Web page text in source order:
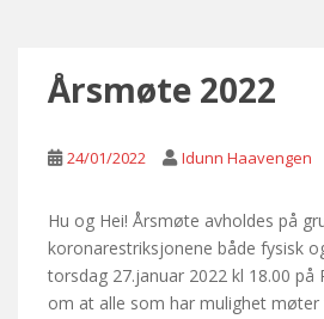
Årsmøte 2022
24/01/2022 Idunn Haavengen
Hu og Hei! Årsmøte avholdes på
koronarestriksjonene både fysisk
torsdag 27.januar 2022 kl 18.00 på
om at alle som har mulighet møter